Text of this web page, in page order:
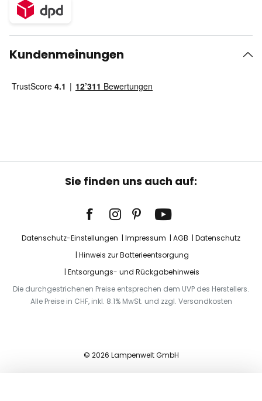
Kundenmeinungen
Sie finden uns auch auf:
Datenschutz-Einstellungen Impressum AGB
Datenschutz
Hinweis zur Batterieentsorgung
Entsorgungs- und Rückgabehinweis
Die durchgestrichenen Preise entsprechen dem UVP des Herstellers.
Alle Preise in CHF, inkl. 8.1% MwSt. und zzgl. Versandkosten
© 2026 Lampenwelt GmbH